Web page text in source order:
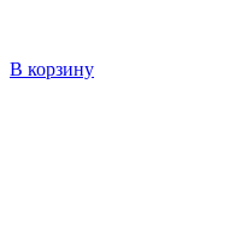
В корзину